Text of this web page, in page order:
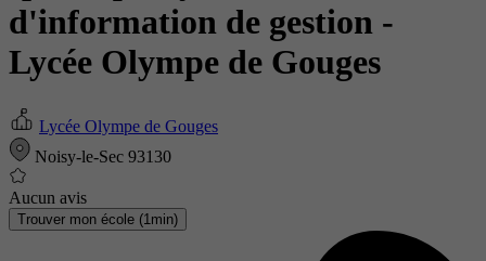
d'information de gestion -
Lycée Olympe de Gouges
Lycée Olympe de Gouges
Noisy-le-Sec 93130
Aucun avis
Trouver mon école (1min)